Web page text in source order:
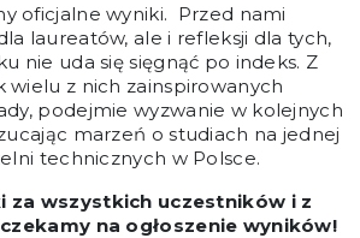
oficjalne wyniki. Przed nami
laureatów, ale i refleksji dla tych,
nie uda się sięgnąć po indeks. Z
wielu z nich zainspirowanych
podejmie wyzwanie w kolejnych
marzeń o studiach na jednej
technicznych w Polsce.
za wszystkich uczestników i z
na ogłoszenie wyników!